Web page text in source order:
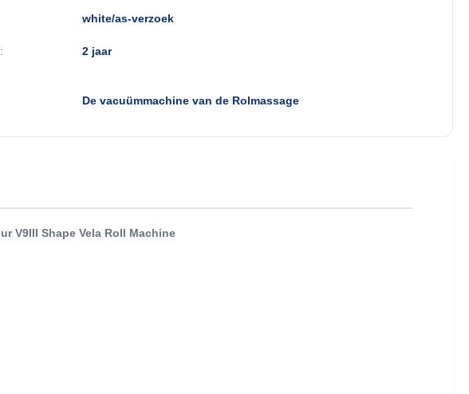
white/as-verzoek
2 jaar
De vacuümmachine van de Rolmassage
V9III Shape Vela Roll Machine